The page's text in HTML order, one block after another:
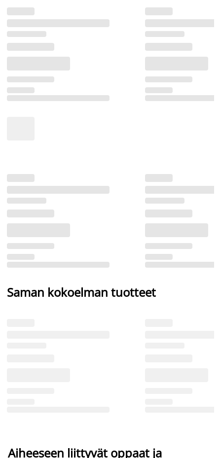
Saman kokoelman tuotteet
Aiheeseen liittyvät oppaat ja